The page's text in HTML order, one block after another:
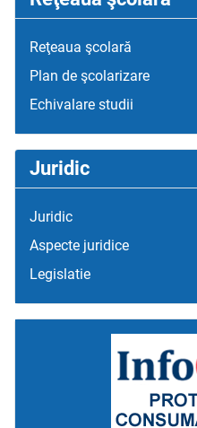
Reţeaua şcolară
Plan de şcolarizare
Echivalare studii
Juridic
Juridic
Aspecte juridice
Legislatie